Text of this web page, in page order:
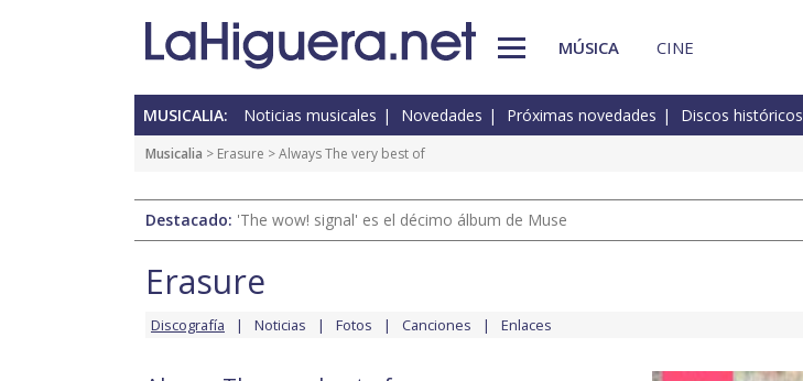
MÚSICA CINE
MUSICALIA: Noticias musicales Novedades Próximas novedades Discos históricos
Musicalia > Erasure > Always The very best of
Destacado: 'The wow! signal' es el décimo álbum de Muse
Erasure
Discografía Noticias Fotos Canciones Enlaces